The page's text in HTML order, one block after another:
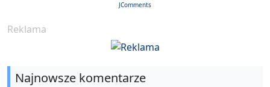
JComments
Reklama
Najnowsze komentarze